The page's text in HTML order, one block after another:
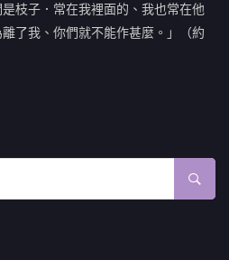
枝子．常在我裡面的、我也常在他
了我、你們就不能作甚麼。」（約